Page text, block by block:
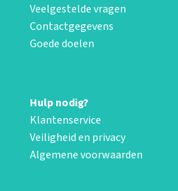
Veelgestelde vragen
Contactgegevens
Goede doelen
Hulp nodig?
Klantenservice
Veiligheid en privacy
Algemene voorwaarden